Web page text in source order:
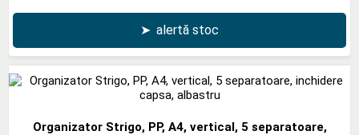
➤ alertă stoc
Organizator Strigo, PP, A4, vertical, 5 separatoare,